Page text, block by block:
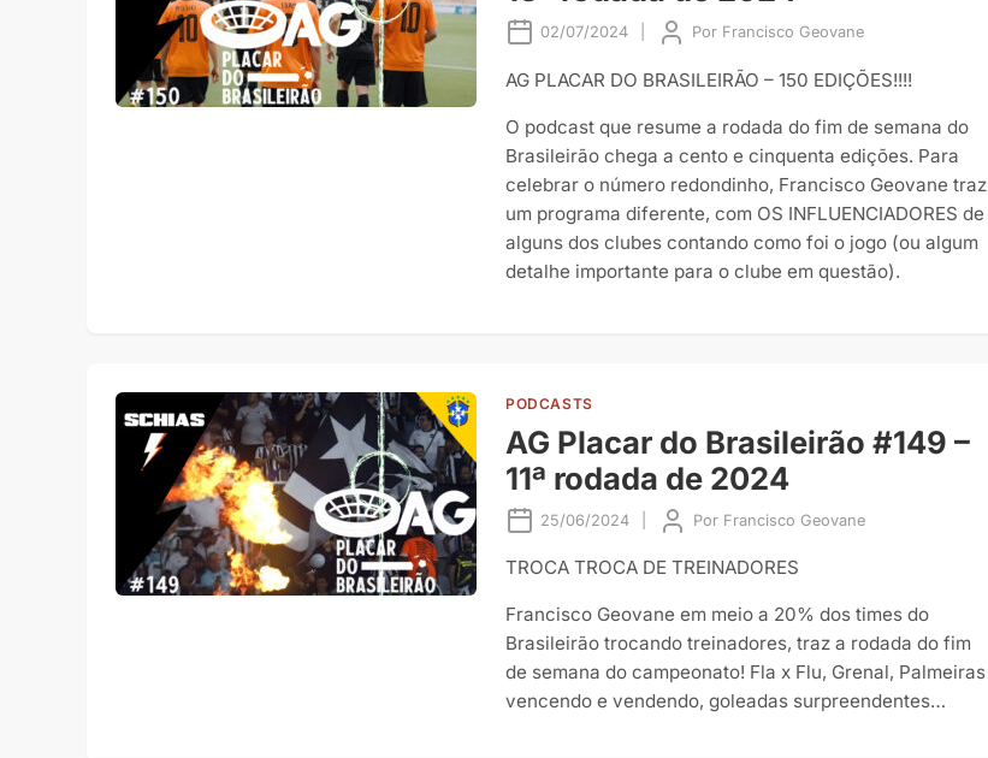
02/07/2024 Por Francisco Geovane
AG PLACAR DO BRASILEIRÃO – 150 EDIÇÕES!!!!
O podcast que resume a rodada do fim de semana do
Brasileirão chega a cento e cinquenta edições. Para
celebrar o número redondinho, Francisco Geovane traz
um programa diferente, com OS INFLUENCIADORES de
alguns dos clubes contando como foi o jogo (ou algum
detalhe importante para o clube em questão).
PODCASTS
AG Placar do Brasileirão #149 –
11ª rodada de 2024
25/06/2024 Por Francisco Geovane
TROCA TROCA DE TREINADORES
Francisco Geovane em meio a 20% dos times do
Brasileirão trocando treinadores, traz a rodada do fim
de semana do campeonato! Fla x Flu, Grenal, Palmeiras
vencendo e vendendo, goleadas surpreendentes…